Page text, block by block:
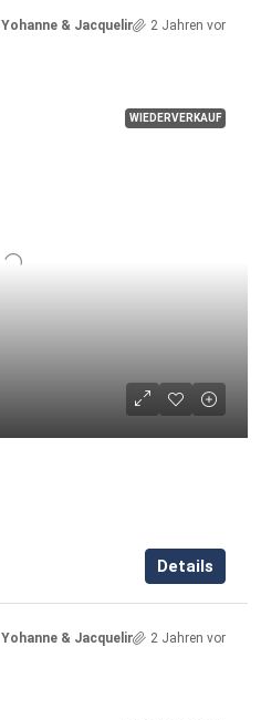
& Jacqueline 2 Jahren vor
WIEDERVERKAUF
Details
& Jacqueline 2 Jahren vor